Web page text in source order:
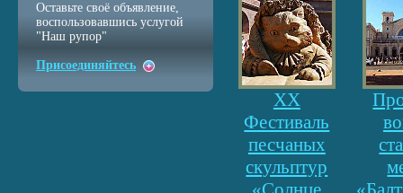
XX
Фестиваль
песчаных
скульптур
Оставьте своё объявление,
воспользовавшись услугой
"Наш рупор"
Присоединяйтесь